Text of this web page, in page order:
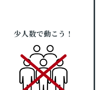
少人数で動こう！